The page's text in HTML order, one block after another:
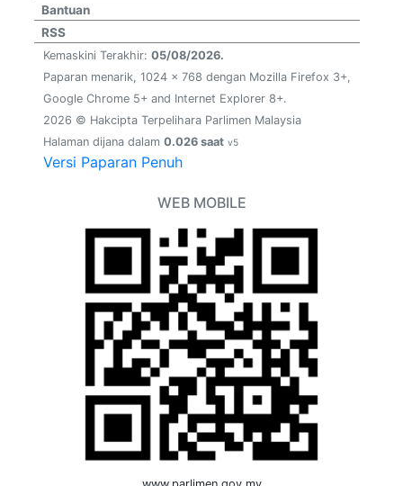
Bantuan
RSS
Kemaskini Terakhir: 05/08/2026.
Paparan menarik, 1024 x 768 dengan Mozilla Firefox 3+,
Google Chrome 5+ and Internet Explorer 8+.
2026 © Hakcipta Terpelihara Parlimen Malaysia
Halaman dijana dalam 0.026 saat v5
Versi Paparan Penuh
WEB MOBILE